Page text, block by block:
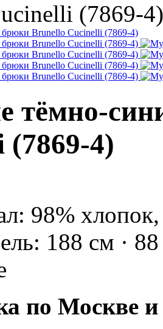
(7869-4)
тёмно-
(7869-4)
98%
188 см ·
по Москве